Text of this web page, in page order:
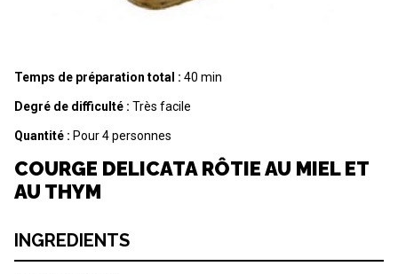
Temps de préparation total : 40 min
Degré de difficulté : Très facile
Quantité : Pour 4 personnes
COURGE DELICATA RÔTIE AU MIEL ET
AU THYM
INGREDIENTS